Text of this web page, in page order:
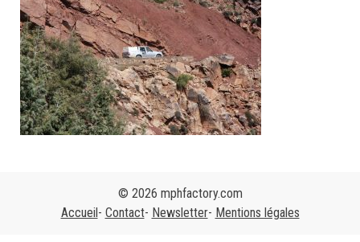
© 2026 mphfactory.com
Accueil Contact Newsletter Mentions légales